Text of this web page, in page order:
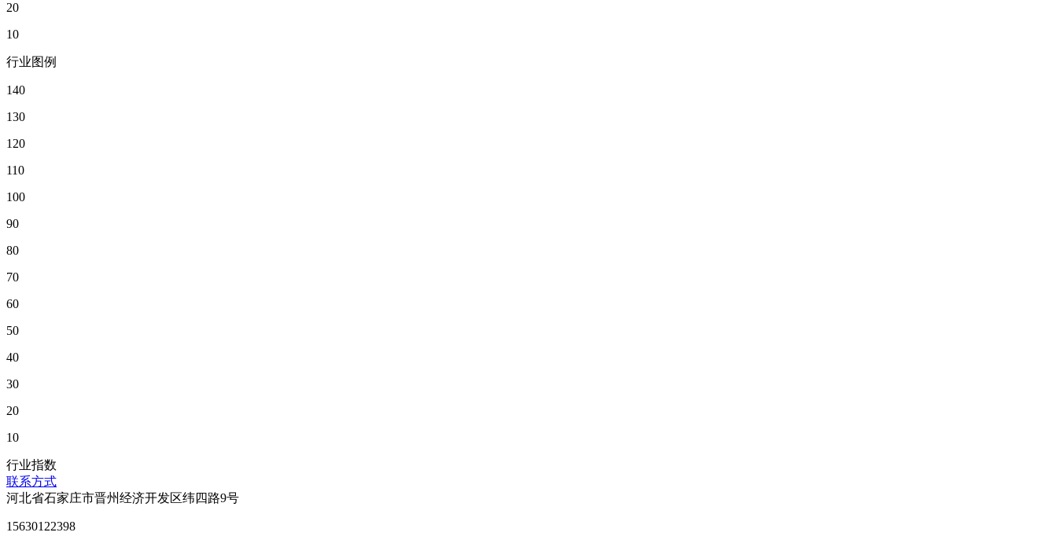
20
10
行业图例
140
130
120
110
100
90
80
70
60
50
40
30
20
10
行业指数
联系方式
河北省石家庄市晋州经济开发区纬四路9号
15630122398